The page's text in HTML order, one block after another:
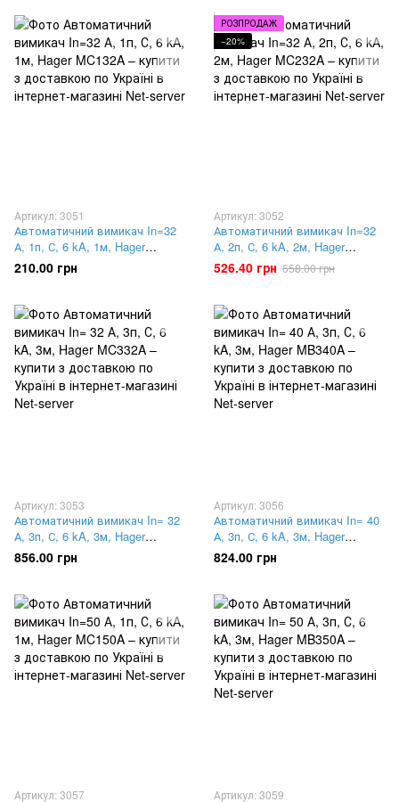
Артикул: 3051
Автоматичний вимикач In=32
А, 1п, С, 6 kA, 1м, Hager
MC132A
210.00 грн
РОЗПРОДАЖ
−20%
Артикул: 3052
Автоматичний вимикач In=32
А, 2п, С, 6 kA, 2м, Hager
MC232A
526.40 грн 658.00 грн
Артикул: 3053
Автоматичний вимикач In= 32
А, 3п, С, 6 kA, 3м, Hager
MC332A
856.00 грн
Артикул: 3056
Автоматичний вимикач In= 40
А, 3п, С, 6 kA, 3м, Hager
MB340A
824.00 грн
Артикул: 3057 Артикул: 3059